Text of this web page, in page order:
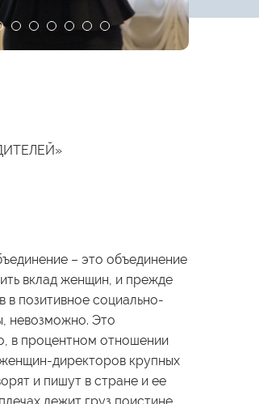
– это объединение
вклад женщин, и прежде
в позитивное социально-
невозможно. Это
в процентном отношении
директоров крупных
и пишут в стране и ее